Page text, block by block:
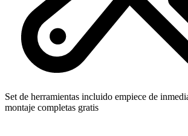
Set de herramientas incluido empiece de
montaje completas gratis